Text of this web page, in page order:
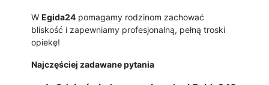
W Egida24 pomagamy rodzinom zachować
bliskość i zapewniamy profesjonalną, pełną troski
opiekę!
Najczęściej zadawane pytania